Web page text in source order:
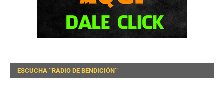
ESCUCHA ¨RADIO DE BENDICIÓN¨